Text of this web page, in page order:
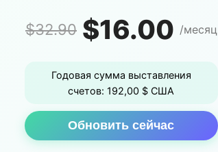
$32.90 $16.00 /месяц
Годовая сумма выставления
счетов: 192,00 $ США
Обновить сейчас